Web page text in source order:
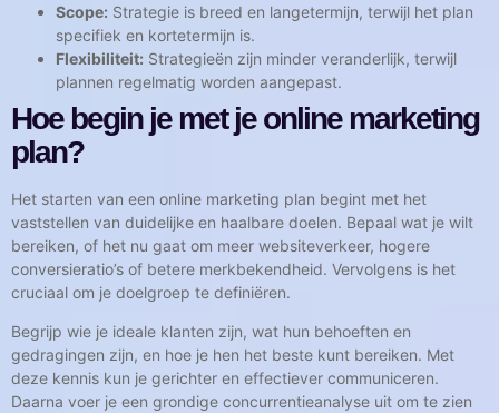
Scope: Strategie is breed en langetermijn, terwijl het plan
specifiek en kortetermijn is.
Flexibiliteit: Strategieën zijn minder veranderlijk, terwijl
plannen regelmatig worden aangepast.
Hoe begin je met je online marketing
plan?
Het starten van een online marketing plan begint met het
vaststellen van duidelijke en haalbare doelen. Bepaal wat je wilt
bereiken, of het nu gaat om meer websiteverkeer, hogere
conversieratio’s of betere merkbekendheid. Vervolgens is het
cruciaal om je doelgroep te definiëren.
Begrijp wie je ideale klanten zijn, wat hun behoeften en
gedragingen zijn, en hoe je hen het beste kunt bereiken. Met
deze kennis kun je gerichter en effectiever communiceren.
Daarna voer je een grondige concurrentieanalyse uit om te zien